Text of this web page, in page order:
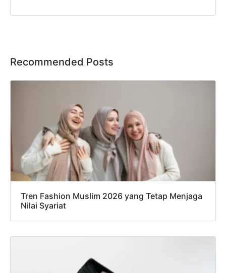
Recommended Posts
Tren Fashion Muslim 2026 yang Tetap Menjaga
Nilai Syariat